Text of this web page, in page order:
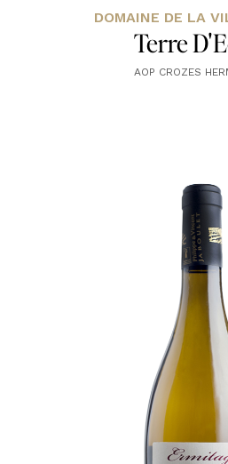
DOMAINE DE LA
Terre
AOP CROZES